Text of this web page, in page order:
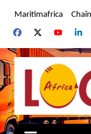
contenu
Maritimafrica